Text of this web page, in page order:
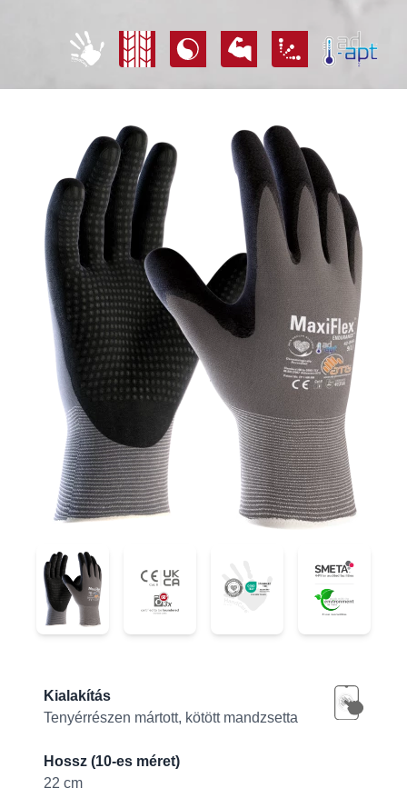
42-844 42-844
Product information
Kialakítás
Tenyérrészen mártott, kötött mandzsetta
Hossz (10-es méret)
22 cm